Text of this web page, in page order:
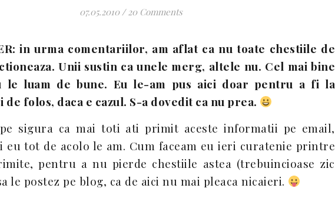
07.05.2010 / 20 Comments
in urma comentariilor, am aflat ca nu toate chestiile de
Unii sustin ca unele merg, altele nu. Cel mai bine
luam de bune. Eu le-am pus aici doar pentru a fi la
de folos, daca e cazul. S-a dovedit ca nu prea.
sigura ca mai toti ati primit aceste informatii pe email,
eu tot de acolo le am. Cum faceam eu ieri curatenie printre
pentru a nu pierde chestiile astea (trebuincioase zic
le postez pe blog, ca de aici nu mai pleaca nicaieri.